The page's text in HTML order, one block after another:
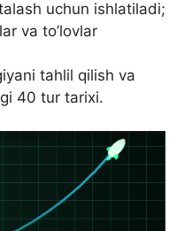
uchun ishlatiladi;
va to’lovlar
tahlil qilish va
40 tur tarixi.